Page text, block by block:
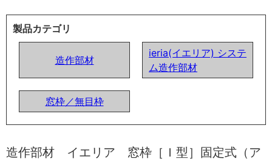
製品カテゴリ
造作部材
ieria(イエリア) システ
ム造作部材
窓枠／無目枠
造作部材 イエリア 窓枠［Ｉ型］固定式（ア